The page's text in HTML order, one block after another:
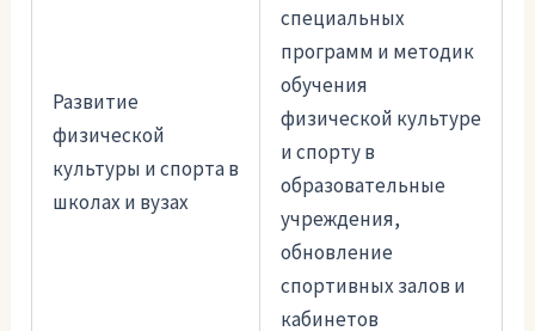
Развитие
физической
культуры и спорта в
школах и вузах
специальных
программ и методик
обучения
физической культуре
и спорту в
образовательные
учреждения,
обновление
спортивных залов и
кабинетов